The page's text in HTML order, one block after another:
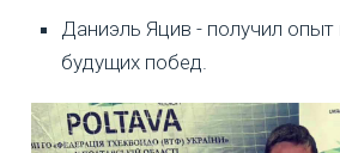
Даниэль Яцив - получил
будущих побед.